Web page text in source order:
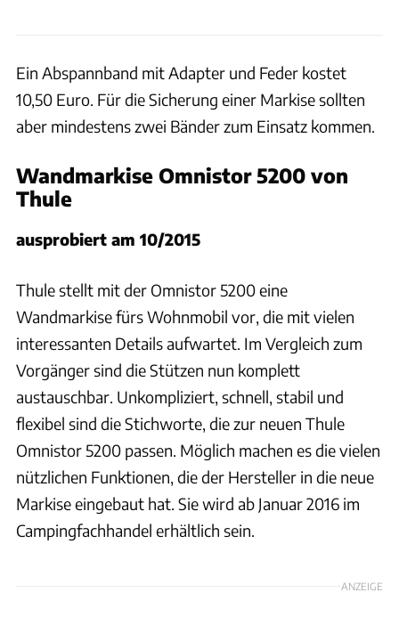
Ein Abspannband mit Adapter und Feder kostet
10,50 Euro. Für die Sicherung einer Markise sollten
aber mindestens zwei Bänder zum Einsatz kommen.
Wandmarkise Omnistor 5200 von
Thule
ausprobiert am 10/2015
Thule stellt mit der Omnistor 5200 eine
Wandmarkise fürs Wohnmobil vor, die mit vielen
interessanten Details aufwartet. Im Vergleich zum
Vorgänger sind die Stützen nun komplett
austauschbar. Unkompliziert, schnell, stabil und
flexibel sind die Stichworte, die zur neuen Thule
Omnistor 5200 passen. Möglich machen es die vielen
nützlichen Funktionen, die der Hersteller in die neue
Markise eingebaut hat. Sie wird ab Januar 2016 im
Campingfachhandel erhältlich sein.
ANZEIGE